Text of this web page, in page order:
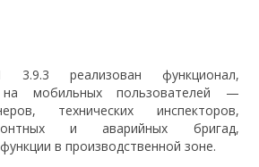
реализован функционал,
на мобильных пользователей —
технических инспекторов,
и аварийных бригад,
в производственной зоне.